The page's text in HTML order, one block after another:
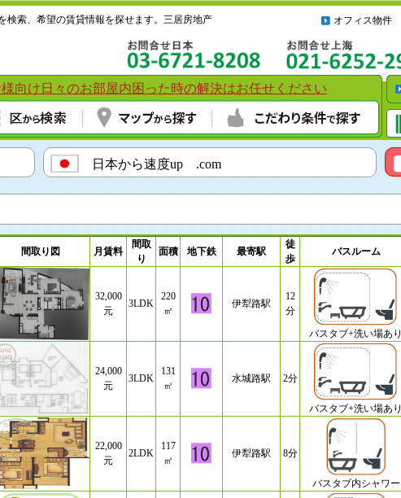
オフィス物件
検索、希望の賃貸情報を探せます。三居房地产
向け日々のお部屋内困った時の解決はお任せください
日本から速度up .com
間取り図 月賃料
間取
り
面積 地下鉄 最寄駅
徒
歩
バスルーム
32,000
元
3LDK
220
㎡
伊犁路駅
12
分
バスタブ+洗い場あり
24,000
元
3LDK
131
㎡
水城路駅 2分
バスタブ+洗い場あり
22,000
元
2LDK
117
㎡
伊犁路駅 8分
バスタブ内シャワー